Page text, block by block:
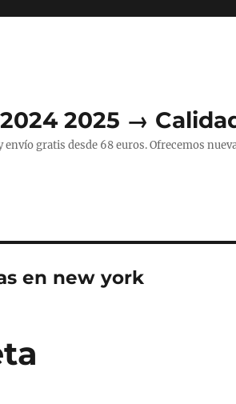
2025 →
gratis desde 68 euros. Ofrecemos
en new york